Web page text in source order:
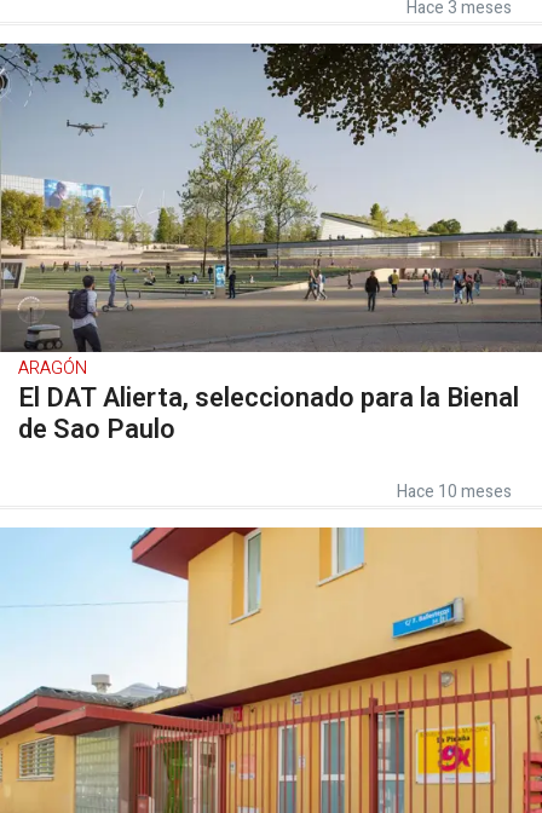
Hace 3 meses
ARAGÓN
El DAT Alierta, seleccionado para la Bienal
de Sao Paulo
Hace 10 meses